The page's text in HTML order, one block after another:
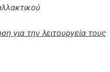
για την λειτουργεία τους